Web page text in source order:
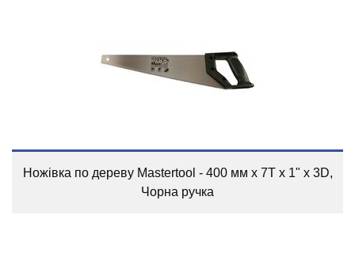
Ножівка по дереву Mastertool - 400 мм x 7T x 1" x 3D,
Чорна ручка